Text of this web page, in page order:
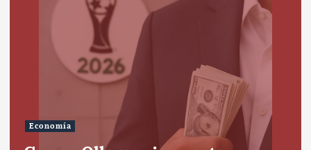
Economía